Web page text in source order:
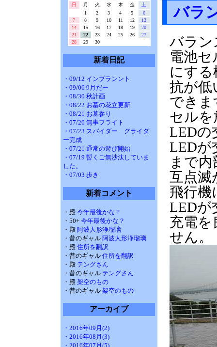
日
月 火 水 木 金
土
1
2 3 4 5
6
7
8 9 10 11 12
13
14
15 16 17 18 19
20
21
22 23 24 25 26
27
28
29 30
新着日記
・09/12 インプランント
・09/06 9月だー
・08/30 秋計画
・08/22 お墓の花立更新
・08/21 お墓参り
・07/26 無事フライト
・07/23 スパイダー グライダ
ー完成
・07/21 通常の遊び開始
・07/19 暫くご無沙汰していま
した。
・07/03 歩き
新着コメント
・殿 今年最後かな？
・50+ 今年最後かな？
・殿 阿波人形浄瑠璃
・昔のギャル 阿波人形浄瑠璃
・殿 住所を翻訳
・昔のギャル 住所を翻訳
・殿 テングさん
・昔のギャル テングさん
・殿 架空のもの
・昔のギャル 架空のもの
アーカイブ
・2016年09月(2)
・2016年08月(3)
・2016年07月(5)
バラ
バラン
電池
にす
抗が低
できま
セルを
LEDの
LEDが
まで
互点滅
飛行機
LEDが
充電
せん。